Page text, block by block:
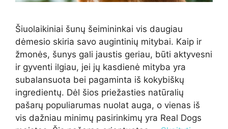
Šiuolaikiniai šunų šeimininkai vis daugiau
dėmesio skiria savo augintinių mitybai. Kaip ir
žmonės, šunys gali jaustis geriau, būti aktyvesni
ir gyventi ilgiau, jei jų kasdienė mityba yra
subalansuota bei pagaminta iš kokybiškų
ingredientų. Dėl šios priežasties natūralių
pašarų populiarumas nuolat auga, o vienas iš
vis dažniau minimų pasirinkimų yra Real Dogs